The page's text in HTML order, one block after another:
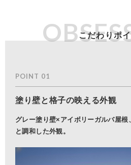
POINT 01
塗り壁と格子の映える外観
グレー塗り壁×アイボリーガルバ屋
と調和した外観。